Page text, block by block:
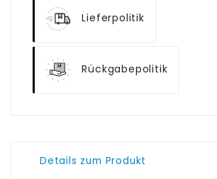
Lieferpolitik
Rückgabepolitik
Details zum Produkt